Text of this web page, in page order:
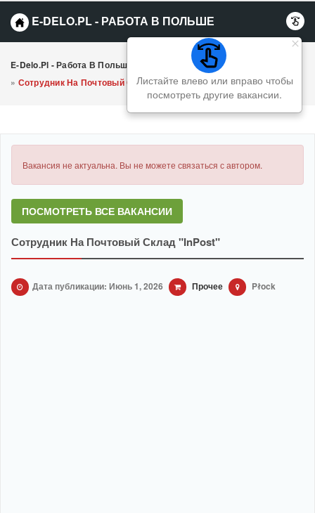
E-DELO.PL - РАБОТА В ПОЛЬШЕ
Листайте влево или вправо чтобы
посмотреть другие вакансии.
E-Delo.pl - Работа В Польше Вакансии
Прочее
» Сотрудник На Почтовый Склад "InPost"
Вакансия не актуальна. Вы не можете связаться с автором.
ПОСМОТРЕТЬ ВСЕ ВАКАНСИИ
Сотрудник На Почтовый Склад "InPost"
Дата публикации: Июнь 1, 2026 Прочее Płock